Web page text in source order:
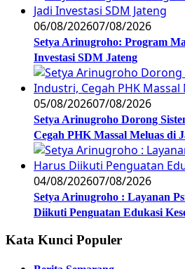
06/08/202607/08/2026
Setya Arinugroho: Program
Investasi SDM Jateng
05/08/202607/08/2026
Setya Arinugroho Dorong
Cegah PHK Massal Meluas di
04/08/202607/08/2026
Setya Arinugroho : Layanan
Diikuti Penguatan Edukasi
Kata Kunci Populer